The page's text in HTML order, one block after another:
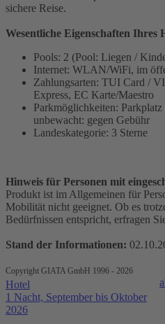
sichere Reise.
Wesentliche Eigenschaften Ihres
Pools: 2 (Pool: Liegen /
Internet: WLAN/WiFi, im
Zahlungsarten: TUI Card /
Express, EC Karte/Maestro
Parkmöglichkeiten:
unbewacht: gegen Gebühr
Landeskategorie: 3 Sterne
Hinweis für Personen mit
Produkt ist im Allgemeinen für
Mobilität nicht geeignet. Ob es
Bedürfnissen entspricht, erfragen
Stand der Informationen:
Copyright GIATA GmbH 1996 - 2026
Hotel
1 Nacht, September bis Oktober
2026